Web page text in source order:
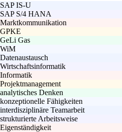
SAP IS-U
SAP S/4 HANA
Marktkommunikation
GPKE
GeLi Gas
WiM
Datenaustausch
Wirtschaftsinformatik
Informatik
Projektmanagement
analytisches Denken
konzeptionelle Fähigkeiten
interdisziplinäre Teamarbeit
strukturierte Arbeitsweise
Eigenständigkeit